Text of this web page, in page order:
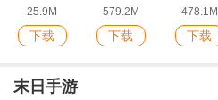
25.9M
下载
579.2M
下载
478.1M
下载
末日手游